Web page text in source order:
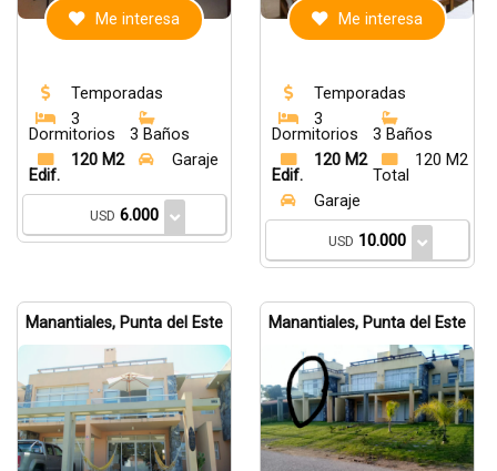
Me interesa
Temporadas
3
Dormitorios
3 Baños
120 M2
Edif.
Garaje
USD 6.000
Me interesa
Temporadas
3
Dormitorios
3 Baños
120 M2
Edif.
120 M2
Total
Garaje
USD 10.000
Manantiales, Punta del Este Manantiales, Punta del Este